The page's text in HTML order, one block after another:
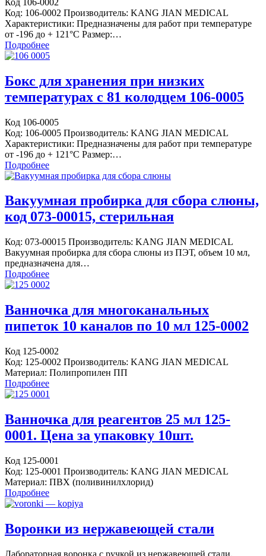
Код: 106-0002 Производитель: KANG JIAN MEDICAL
Характеристики: Предназначены для работ при температуре
от -196 до + 121°С Размер:…
Подробнее
Бокс для хранения при низких
температурах с 81 колодцем 106-0005
Код 106-0005
Код: 106-0005 Производитель: KANG JIAN MEDICAL
Характеристики: Предназначены для работ при температуре
от -196 до + 121°С Размер:…
Подробнее
Вакуумная пробирка для сбора слюны,
код 073-00015, стерильная
Код: 073-00015 Производитель: KANG JIAN MEDICAL
Вакуумная пробирка для сбора слюны из ПЭТ, объем 10 мл,
предназначена для…
Подробнее
Ванночка для многоканальных
пипеток 10 каналов по 10 мл 125-0002
Код 125-0002
Код: 125-0002 Производитель: KANG JIAN MEDICAL
Материал: Полипропилен ПП
Подробнее
Ванночка для реагентов 25 мл 125-
0001. Цена за упаковку 10шт.
Код 125-0001
Код: 125-0001 Производитель: KANG JIAN MEDICAL
Материал: ПВХ (поливинилхлорид)
Подробнее
Воронки из нержавеющей стали
Лабораторная воронка с ручкой из нержавеющей стали.